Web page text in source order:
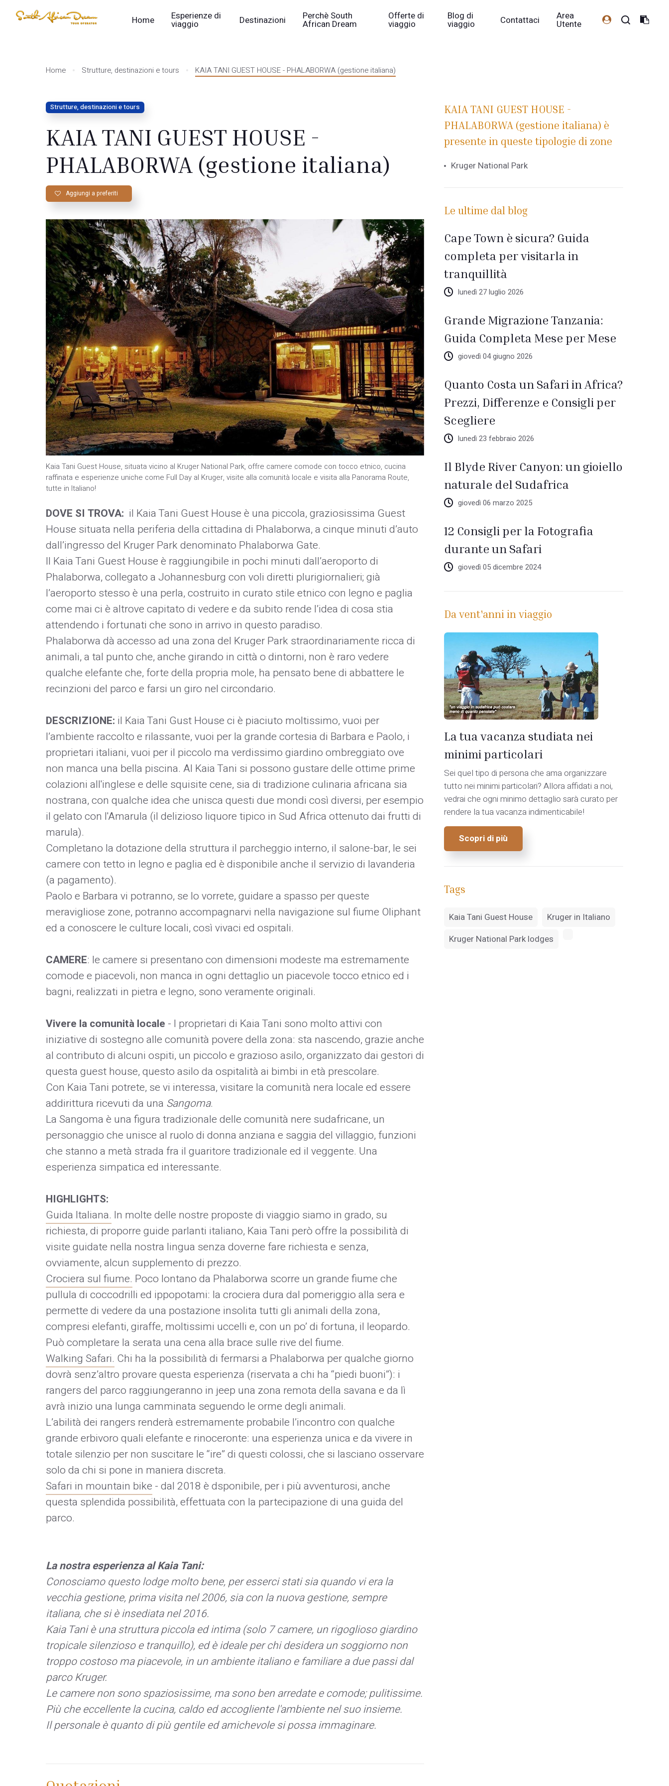
Home Esperienze di
viaggio Destinazioni Perchè South
African Dream
Offerte di
viaggio
Blog di
viaggio Contattaci Area
Utente
Home Strutture, destinazioni e tours KAIA TANI GUEST HOUSE - PHALABORWA (gestione italiana)
Strutture, destinazioni e tours
KAIA TANI GUEST HOUSE -
PHALABORWA (gestione italiana)
Aggiungi a preferiti
Kaia Tani Guest House, situata vicino al Kruger National Park, offre camere comode con tocco etnico, cucina
raffinata e esperienze uniche come Full Day al Kruger, visite alla comunità locale e visita alla Panorama Route,
tutte in Italiano!
DOVE SI TROVA: il Kaia Tani Guest House è una piccola, graziosissima Guest
House situata nella periferia della cittadina di Phalaborwa, a cinque minuti d’auto
dall’ingresso del Kruger Park denominato Phalaborwa Gate.
Il Kaia Tani Guest House è raggiungibile in pochi minuti dall’aeroporto di
Phalaborwa, collegato a Johannesburg con voli diretti plurigiornalieri; già
l’aeroporto stesso è una perla, costruito in curato stile etnico con legno e paglia
come mai ci è altrove capitato di vedere e da subito rende l’idea di cosa stia
attendendo i fortunati che sono in arrivo in questo paradiso.
Phalaborwa dà accesso ad una zona del Kruger Park straordinariamente ricca di
animali, a tal punto che, anche girando in città o dintorni, non è raro vedere
qualche elefante che, forte della propria mole, ha pensato bene di abbattere le
recinzioni del parco e farsi un giro nel circondario.
DESCRIZIONE: il Kaia Tani Gust House ci è piaciuto moltissimo, vuoi per
l’ambiente raccolto e rilassante, vuoi per la grande cortesia di Barbara e Paolo, i
proprietari italiani, vuoi per il piccolo ma verdissimo giardino ombreggiato ove
non manca una bella piscina. Al Kaia Tani si possono gustare delle ottime prime
colazioni all'inglese e delle squisite cene, sia di tradizione culinaria africana sia
nostrana, con qualche idea che unisca questi due mondi così diversi, per esempio
il gelato con l'Amarula (il delizioso liquore tipico in Sud Africa ottenuto dai frutti di
marula).
Completano la dotazione della struttura il parcheggio interno, il salone-bar, le sei
camere con tetto in legno e paglia ed è disponibile anche il servizio di lavanderia
(a pagamento).
Paolo e Barbara vi potranno, se lo vorrete, guidare a spasso per queste
meravigliose zone, potranno accompagnarvi nella navigazione sul fiume Oliphant
ed a conoscere le culture locali, così vivaci ed ospitali.
CAMERE: le camere si presentano con dimensioni modeste ma estremamente
comode e piacevoli, non manca in ogni dettaglio un piacevole tocco etnico ed i
bagni, realizzati in pietra e legno, sono veramente originali.
Vivere la comunità locale - I proprietari di Kaia Tani sono molto attivi con
iniziative di sostegno alle comunità povere della zona: sta nascendo, grazie anche
al contributo di alcuni ospiti, un piccolo e grazioso asilo, organizzato dai gestori di
questa guest house, questo asilo da ospitalità ai bimbi in età prescolare.
Con Kaia Tani potrete, se vi interessa, visitare la comunità nera locale ed essere
addirittura ricevuti da una Sangoma.
La Sangoma è una figura tradizionale delle comunità nere sudafricane, un
personaggio che unisce al ruolo di donna anziana e saggia del villaggio, funzioni
che stanno a metà strada fra il guaritore tradizionale ed il veggente. Una
esperienza simpatica ed interessante.
HIGHLIGHTS:
Guida Italiana. In molte delle nostre proposte di viaggio siamo in grado, su
richiesta, di proporre guide parlanti italiano, Kaia Tani però offre la possibilità di
visite guidate nella nostra lingua senza doverne fare richiesta e senza,
ovviamente, alcun supplemento di prezzo.
Crociera sul fiume. Poco lontano da Phalaborwa scorre un grande fiume che
pullula di coccodrilli ed ippopotami: la crociera dura dal pomeriggio alla sera e
permette di vedere da una postazione insolita tutti gli animali della zona,
compresi elefanti, giraffe, moltissimi uccelli e, con un po’ di fortuna, il leopardo.
Può completare la serata una cena alla brace sulle rive del fiume.
Walking Safari. Chi ha la possibilità di fermarsi a Phalaborwa per qualche giorno
dovrà senz’altro provare questa esperienza (riservata a chi ha “piedi buoni”): i
rangers del parco raggiungeranno in jeep una zona remota della savana e da lì
avrà inizio una lunga camminata seguendo le orme degli animali.
L’abilità dei rangers renderà estremamente probabile l’incontro con qualche
grande erbivoro quali elefante e rinoceronte: una esperienza unica e da vivere in
totale silenzio per non suscitare le “ire” di questi colossi, che si lasciano osservare
solo da chi si pone in maniera discreta.
Safari in mountain bike - dal 2018 è dsponibile, per i più avventurosi, anche
questa splendida possibilità, effettuata con la partecipazione di una guida del
parco.
La nostra esperienza al Kaia Tani:
Conosciamo questo lodge molto bene, per esserci stati sia quando vi era la
vecchia gestione, prima visita nel 2006, sia con la nuova gestione, sempre
italiana, che si è insediata nel 2016.
Kaia Tani è una struttura piccola ed intima (solo 7 camere, un rigoglioso giardino
tropicale silenzioso e tranquillo), ed è ideale per chi desidera un soggiorno non
troppo costoso ma piacevole, in un ambiente italiano e familiare a due passi dal
parco Kruger.
Le camere non sono spaziosissime, ma sono ben arredate e comode; pulitissime.
Più che eccellente la cucina, caldo ed accogliente l'ambiente nel suo insieme.
Il personale è quanto di più gentile ed amichevole si possa immaginare.
KAIA TANI GUEST HOUSE -
PHALABORWA (gestione italiana) è
presente in queste tipologie di zone
Kruger National Park
Le ultime dal blog
Cape Town è sicura? Guida
completa per visitarla in
tranquillità
lunedì 27 luglio 2026
Grande Migrazione Tanzania:
Guida Completa Mese per Mese
giovedì 04 giugno 2026
Quanto Costa un Safari in Africa?
Prezzi, Differenze e Consigli per
Scegliere
lunedì 23 febbraio 2026
Il Blyde River Canyon: un gioiello
naturale del Sudafrica
giovedì 06 marzo 2025
12 Consigli per la Fotografia
durante un Safari
giovedì 05 dicembre 2024
Da vent'anni in viaggio
La tua vacanza studiata nei
minimi particolari
Sei quel tipo di persona che ama organizzare
tutto nei minimi particolari? Allora affidati a noi,
vedrai che ogni minimo dettaglio sarà curato per
rendere la tua vacanza indimenticabile!
Scopri di più
Tags
Kaia Tani Guest House
Kruger in Italiano
Kruger National Park lodges